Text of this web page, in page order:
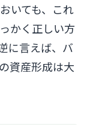
いても、これ
かく正しい方
に言えば、バ
資産形成は大